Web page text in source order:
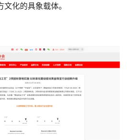
化的具象载体。